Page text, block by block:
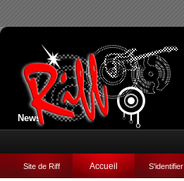
News:
Site de Riff Accueil S'identifier